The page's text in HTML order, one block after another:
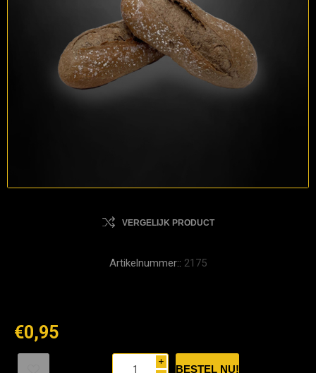
VERGELIJK PRODUCT
Artikelnummer:: 2175
€0,95
i